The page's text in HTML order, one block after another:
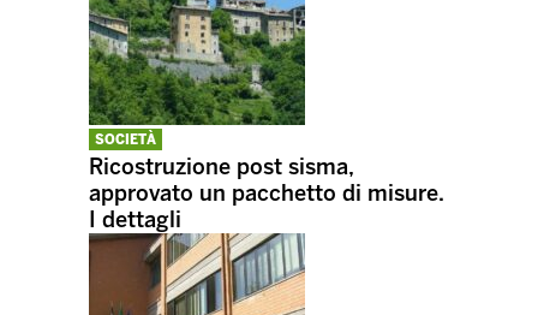
SOCIETÀ
Ricostruzione post sisma,
approvato un pacchetto di misure.
I dettagli